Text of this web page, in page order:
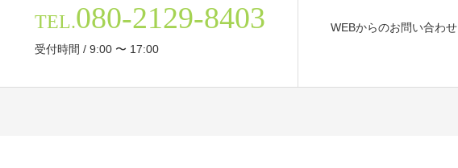
TEL.080-2129-8403
受付時間 / 9:00 〜 17:00
WEBからのお問い合わせ